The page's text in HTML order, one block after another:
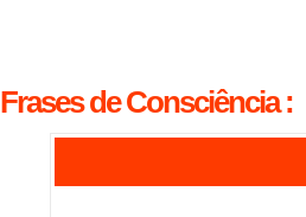
de Consciência :